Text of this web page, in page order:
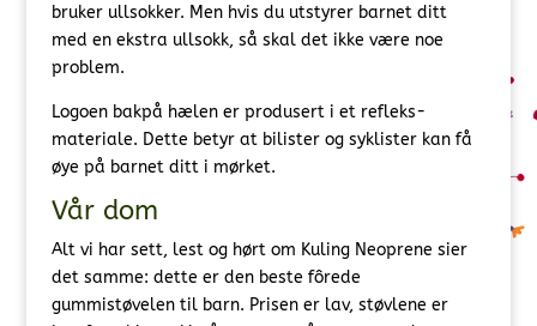
bruker ullsokker. Men hvis du utstyrer barnet ditt
med en ekstra ullsokk, så skal det ikke være noe
problem.
Logoen bakpå hælen er produsert i et refleks-
materiale. Dette betyr at bilister og syklister kan få
øye på barnet ditt i mørket.
Vår dom
Alt vi har sett, lest og hørt om Kuling Neoprene sier
det samme: dette er den beste fôrede
gummistøvelen til barn. Prisen er lav, støvlene er